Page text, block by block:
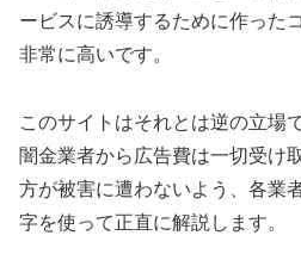
ービスに誘導するために作った
非常に高いです。
このサイトはそれとは逆の立場
闇金業者から広告費は一切受け
方が被害に遭わないよう、各業
字を使って正直に解説します。